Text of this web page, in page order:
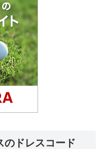
のドレスコード